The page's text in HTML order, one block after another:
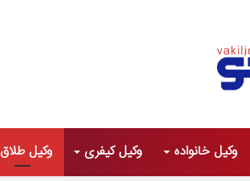
وکیل خانواده وکیل کیفری وکیل طلاق